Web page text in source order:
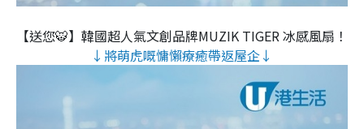
【送您🐯】韓國超人氣文創品牌MUZIK TIGER 冰感風扇！
↓將萌虎嘅慵懶療癒帶返屋企↓